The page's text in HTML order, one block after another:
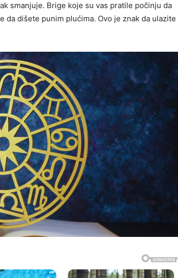
smanjuje. Brige koje su vas pratile počinju da
da dišete punim plućima. Ovo je znak da ulazite